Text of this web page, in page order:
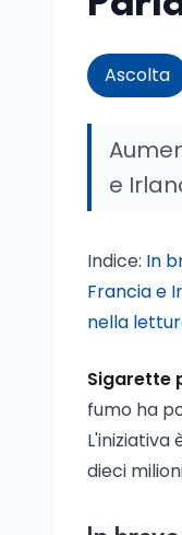
Ascolta
e
Indice: In
Francia e
nella
Sigarette
fumo ha
L'iniziativa
dieci